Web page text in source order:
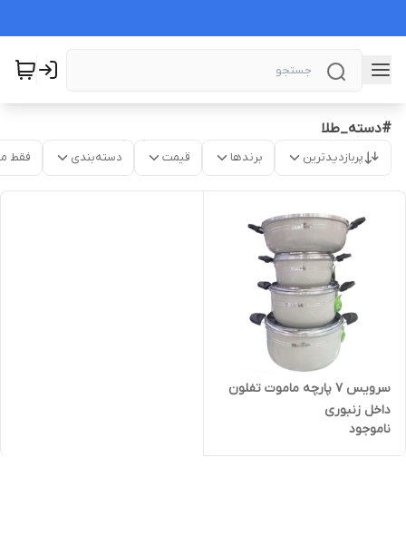
#دسته_طلا
پربازدیدترین برندها قیمت دسته‌بندی فقط
سرویس ۷ پارچه ماموت تفلون
داخل زنبوری
ناموجود